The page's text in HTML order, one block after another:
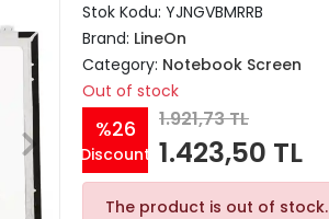
Stok Kodu: YJNGVBMRRB
Brand: LineOn
Category: Notebook Screen
Out of stock
%26
Discount
1.921,73 TL
1.423,50 TL
The product is out of stock.